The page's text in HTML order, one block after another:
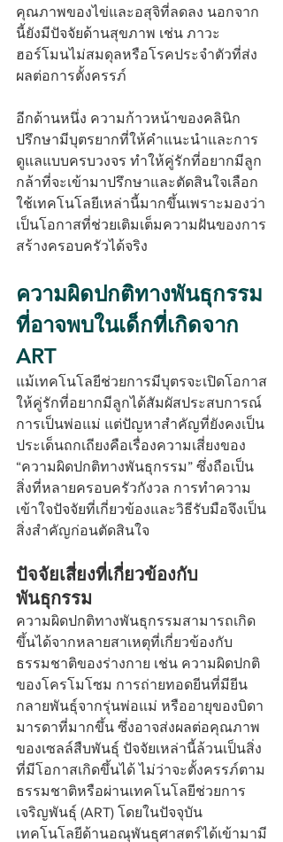
คุณภาพของไข่และอสุจิที่ลดลง นอกจาก
นี้ยังมีปัจจัยด้านสุขภาพ เช่น ภาวะ
ฮอร์โมนไม่สมดุลหรือโรคประจำตัวที่ส่ง
ผลต่อการตั้งครรภ์
อีกด้านหนึ่ง ความก้าวหน้าของคลินิก
ปรึกษามีบุตรยากที่ให้คำแนะนำและการ
ดูแลแบบครบวงจร ทำให้คู่รักที่อยากมีลูก
กล้าที่จะเข้ามาปรึกษาและตัดสินใจเลือก
ใช้เทคโนโลยีเหล่านี้มากขึ้นเพราะมองว่า
เป็นโอกาสที่ช่วยเติมเต็มความฝันของการ
สร้างครอบครัวได้จริง
ความผิดปกติทางพันธุกรรม
ที่อาจพบในเด็กที่เกิดจาก
ART
แม้เทคโนโลยีช่วยการมีบุตรจะเปิดโอกาส
ให้คู่รักที่อยากมีลูกได้สัมผัสประสบการณ์
การเป็นพ่อแม่ แต่ปัญหาสำคัญที่ยังคงเป็น
ประเด็นถกเถียงคือเรื่องความเสี่ยงของ
“ความผิดปกติทางพันธุกรรม” ซึ่งถือเป็น
สิ่งที่หลายครอบครัวกังวล การทำความ
เข้าใจปัจจัยที่เกี่ยวข้องและวิธีรับมือจึงเป็น
สิ่งสำคัญก่อนตัดสินใจ
ปัจจัยเสี่ยงที่เกี่ยวข้องกับ
พันธุกรรม
ความผิดปกติทางพันธุกรรมสามารถเกิด
ขึ้นได้จากหลายสาเหตุที่เกี่ยวข้องกับ
ธรรมชาติของร่างกาย เช่น ความผิดปกติ
ของโครโมโซม การถ่ายทอดยีนที่มียีน
กลายพันธุ์จากรุ่นพ่อแม่ หรืออายุของบิดา
มารดาที่มากขึ้น ซึ่งอาจส่งผลต่อคุณภาพ
ของเซลล์สืบพันธุ์ ปัจจัยเหล่านี้ล้วนเป็นสิ่ง
ที่มีโอกาสเกิดขึ้นได้ ไม่ว่าจะตั้งครรภ์ตาม
ธรรมชาติหรือผ่านเทคโนโลยีช่วยการ
เจริญพันธุ์ (ART) โดยในปัจจุบัน
เทคโนโลยีด้านอณุพันธุศาสตร์ได้เข้ามามี